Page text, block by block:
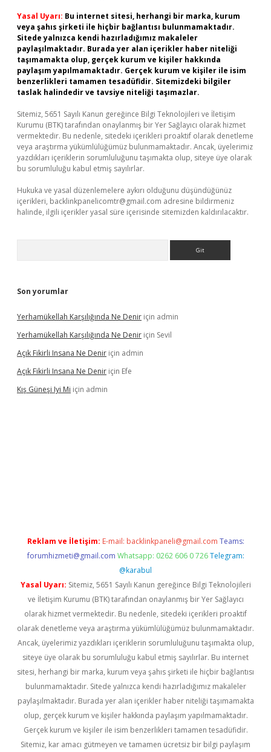
Yasal Uyarı: Bu internet sitesi, herhangi bir marka, kurum
veya şahıs şirketi ile hiçbir bağlantısı bulunmamaktadır.
Sitede yalnızca kendi hazırladığımız makaleler
paylaşılmaktadır. Burada yer alan içerikler haber niteliği
taşımamakta olup, gerçek kurum ve kişiler hakkında
paylaşım yapılmamaktadır. Gerçek kurum ve kişiler ile isim
benzerlikleri tamamen tesadüfidir. Sitemizdeki bilgiler
taslak halindedir ve tavsiye niteliği taşımazlar.
Sitemiz, 5651 Sayılı Kanun gereğince Bilgi Teknolojileri ve İletişim
Kurumu (BTK) tarafından onaylanmış bir Yer Sağlayıcı olarak hizmet
vermektedir. Bu nedenle, sitedeki içerikleri proaktif olarak denetleme
veya araştırma yükümlülüğümüz bulunmamaktadır. Ancak, üyelerimiz
yazdıkları içeriklerin sorumluluğunu taşımakta olup, siteye üye olarak
bu sorumluluğu kabul etmiş sayılırlar.
Hukuka ve yasal düzenlemelere aykırı olduğunu düşündüğünüz
içerikleri, backlinkpanelicomtr@gmail.com adresine bildirmeniz
halinde, ilgili içerikler yasal süre içerisinde sitemizden kaldırılacaktır.
Son yorumlar
Yerhamükellah Karşılığında Ne Denir için admin
Yerhamükellah Karşılığında Ne Denir için Sevil
Açık Fikirli Insana Ne Denir için admin
Açık Fikirli Insana Ne Denir için Efe
Kış Güneşi Iyi Mi için admin
Reklam ve İletişim: E-mail: backlinkpaneli@gmail.com Teams:
forumhizmeti@gmail.com Whatsapp: 0262 606 0 726 Telegram:
@karabul
Yasal Uyarı: Sitemiz, 5651 Sayılı Kanun gereğince Bilgi Teknolojileri
ve İletişim Kurumu (BTK) tarafından onaylanmış bir Yer Sağlayıcı
olarak hizmet vermektedir. Bu nedenle, sitedeki içerikleri proaktif
olarak denetleme veya araştırma yükümlülüğümüz bulunmamaktadır.
Ancak, üyelerimiz yazdıkları içeriklerin sorumluluğunu taşımakta olup,
siteye üye olarak bu sorumluluğu kabul etmiş sayılırlar. Bu internet
sitesi, herhangi bir marka, kurum veya şahıs şirketi ile hiçbir bağlantısı
bulunmamaktadır. Sitede yalnızca kendi hazırladığımız makaleler
paylaşılmaktadır. Burada yer alan içerikler haber niteliği taşımamakta
olup, gerçek kurum ve kişiler hakkında paylaşım yapılmamaktadır.
Gerçek kurum ve kişiler ile isim benzerlikleri tamamen tesadüfidir.
Sitemiz, kar amacı gütmeyen ve tamamen ücretsiz bir bilgi paylaşım